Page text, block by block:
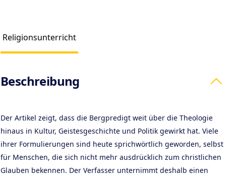
Religionsunterricht
Products
Beschreibung
Der Artikel zeigt, dass die Bergpredigt weit über die Theologie
hinaus in Kultur, Geistesgeschichte und Politik gewirkt hat. Viele
ihrer Formulierungen sind heute sprichwörtlich geworden, selbst
für Menschen, die sich nicht mehr ausdrücklich zum christlichen
Glauben bekennen. Der Verfasser unternimmt deshalb einen